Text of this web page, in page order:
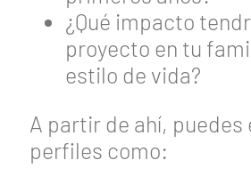
¿Qué impacto
proyecto en tu
estilo de vida?
A partir de ahí, puedes
perfiles como: